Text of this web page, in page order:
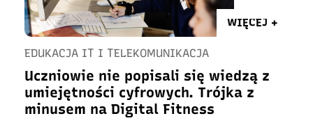
WIĘCEJ +
EDUKACJA IT I TELEKOMUNIKACJA
Uczniowie nie popisali się wiedzą z
umiejętności cyfrowych. Trójka z
minusem na Digital Fitness